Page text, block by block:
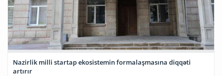
Nazirlik milli startap ekosistemin formalaşmasına diqqəti
artırır